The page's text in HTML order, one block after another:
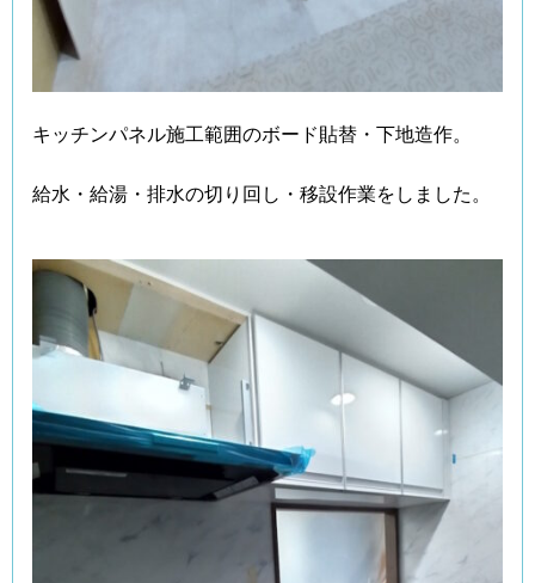
キッチンパネル施工範囲のボード貼替・下地造作。
給水・給湯・排水の切り回し・移設作業をしました。